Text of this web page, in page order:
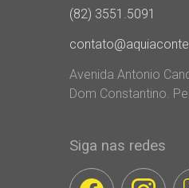
(82) 3551.5091
Avenida Antonio
Dom Constantino.
Siga nas redes